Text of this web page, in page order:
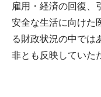
雇用・経済の回復、
安全な生活に向けた
る財政状況の中では
非とも反映していた